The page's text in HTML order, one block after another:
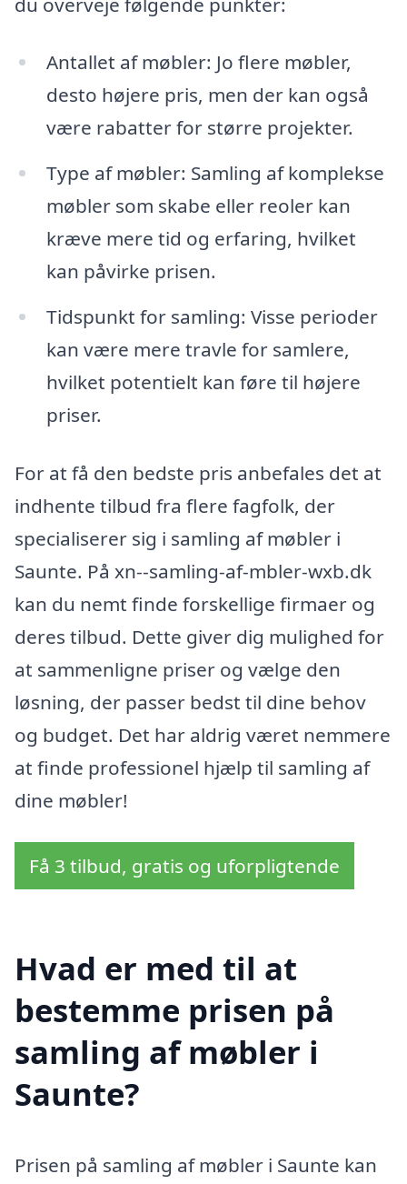
Antallet af møbler: Jo flere møbler,
desto højere pris, men der kan også
være rabatter for større projekter.
Type af møbler: Samling af komplekse
møbler som skabe eller reoler kan
kræve mere tid og erfaring, hvilket
kan påvirke prisen.
Tidspunkt for samling: Visse perioder
kan være mere travle for samlere,
hvilket potentielt kan føre til højere
priser.
For at få den bedste pris anbefales det at
indhente tilbud fra flere fagfolk, der
specialiserer sig i samling af møbler i
Saunte. På xn--samling-af-mbler-wxb.dk
kan du nemt finde forskellige firmaer og
deres tilbud. Dette giver dig mulighed for
at sammenligne priser og vælge den
løsning, der passer bedst til dine behov
og budget. Det har aldrig været nemmere
at finde professionel hjælp til samling af
dine møbler!
Få 3 tilbud, gratis og uforpligtende
Hvad er med til at
bestemme prisen på
samling af møbler i
Saunte?
Prisen på samling af møbler i Saunte kan